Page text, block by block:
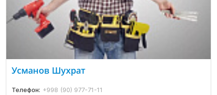
Усманов Шухрат
Телефон: +998 (90) 977-71-11